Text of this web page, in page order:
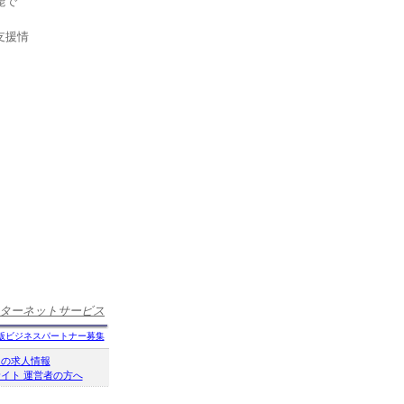
援情
ーネットサービス
ビジネスパートナー募集
求人情報
ト 運営者の方へ